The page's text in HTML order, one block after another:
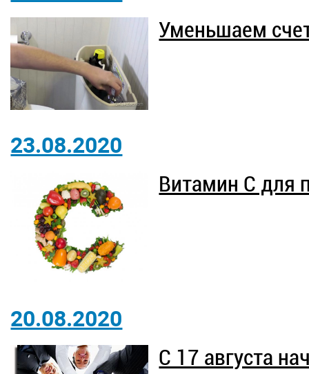
Уменьшаем
23.08.2020
Витамин С для
20.08.2020
С 17 августа